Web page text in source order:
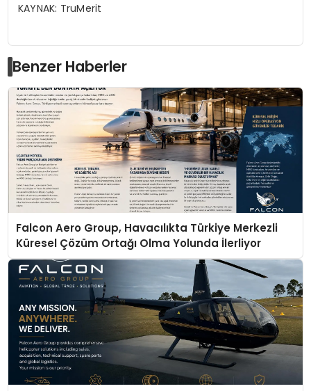
KAYNAK: TruMerit
Benzer Haberler
Falcon Aero Group, Havacılıkta Türkiye Merkezli
Küresel Çözüm Ortağı Olma Yolunda İlerliyor